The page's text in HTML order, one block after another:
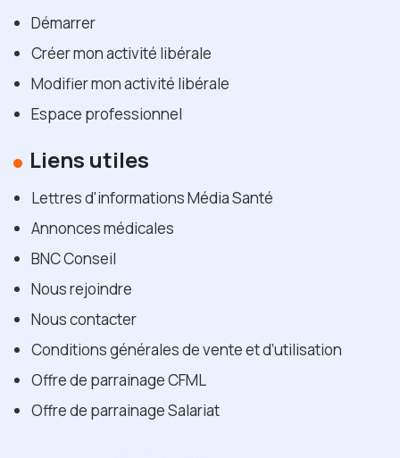
Démarrer
Créer mon activité libérale
Modifier mon activité libérale
Espace professionnel
Liens utiles
Lettres d'informations Média Santé
Annonces médicales
BNC Conseil
Nous rejoindre
Nous contacter
Conditions générales de vente et d’utilisation
Offre de parrainage CFML
Offre de parrainage Salariat